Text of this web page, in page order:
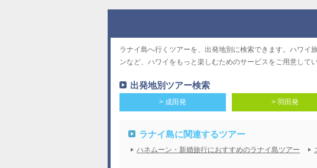
ラナイ島へ行くツアーを、出発地別に検索できます。ハワイ
ンなど、ハワイをもっと楽しむためのサービスをご用意して
出発地別ツアー検索
> 成田発 > 羽田発
ラナイ島に関連するツアー
ハネムーン・新婚旅行におすすめのラナイ島ツアー